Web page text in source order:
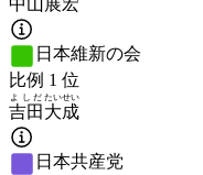
日本維新の会
比例 1 位
吉田
よしだ
大成
たいせい
日本共産党